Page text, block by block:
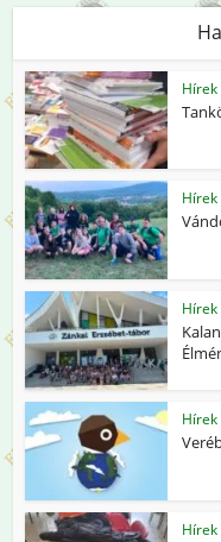
Hírek
Hírek
Hírek
Hírek
Hírek